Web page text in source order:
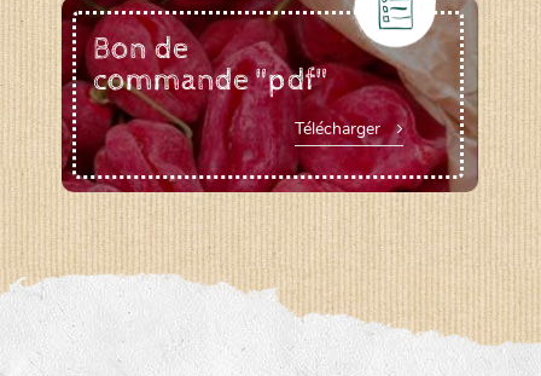
Bon de
commande "pdf"
Télécharger